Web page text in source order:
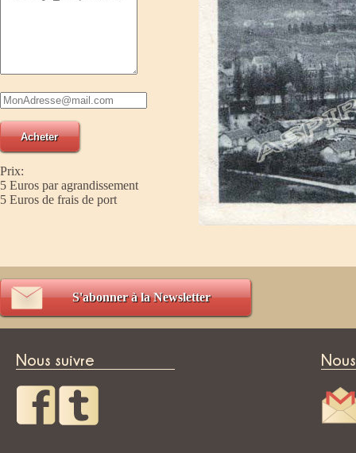
Prix:
5 Euros par agrandissement
5 Euros de frais de port
S'abonner à la Newsletter
Nous suivre